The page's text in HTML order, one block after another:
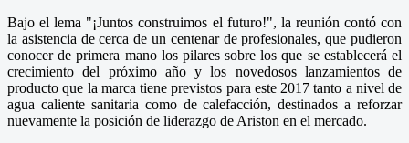
Bajo el lema "¡Juntos construimos el futuro!", la reunión contó con
la asistencia de cerca de un centenar de profesionales, que pudieron
conocer de primera mano los pilares sobre los que se establecerá el
crecimiento del próximo año y los novedosos lanzamientos de
producto que la marca tiene previstos para este 2017 tanto a nivel de
agua caliente sanitaria como de calefacción, destinados a reforzar
nuevamente la posición de liderazgo de Ariston en el mercado.